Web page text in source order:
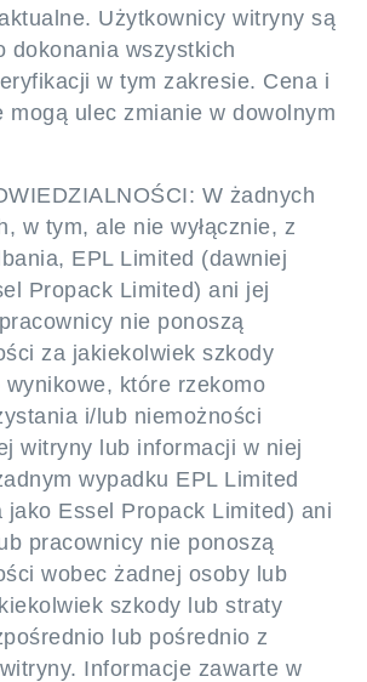
Użytkownicy witryny są
dokonania wszystkich
w tym zakresie. Cena i
mogą ulec zmianie w dowolnym
W żadnych
w tym, ale nie wyłącznie, z
EPL Limited (dawniej
Propack Limited) ani jej
nie ponoszą
za jakiekolwiek szkody
które rzekomo
i/lub niemożności
witryny lub informacji w niej
wypadku EPL Limited
jako Essel Propack Limited) ani
pracownicy nie ponoszą
wobec żadnej osoby lub
szkody lub straty
lub pośrednio z
Informacje zawarte w